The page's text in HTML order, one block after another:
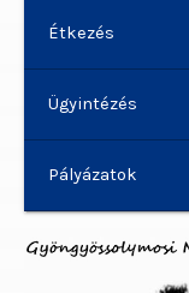
Étkezés
Ügyintézés
Pályázatok